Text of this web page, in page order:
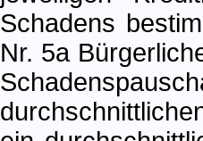
Schadens
Nr. 5a